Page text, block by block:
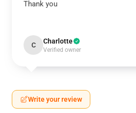
Thank you
C Charlotte
Verified owner
Write your review